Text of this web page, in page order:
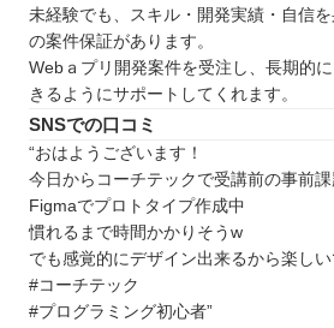
未経験でも、スキル・開発実績・自信
の案件保証があります。
Webａプリ開発案件を受注し、長期的
きるようにサポートしてくれます。
SNSでの口コミ
“おはようございます！
今日からコーチテックで受講前の事前課
Figmaでプロトタイプ作成中
慣れるまで時間かかりそうw
でも感覚的にデザイン出来るから楽し
#コーチテック
#プログラミング初心者”